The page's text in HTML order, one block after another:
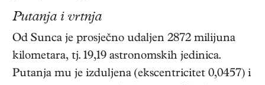
Putanja i vrtnja
Od Sunca je prosječno udaljen 2872 milijuna
kilometara, tj. 19,19 astronomskih jedinica.
Putanja mu je izduljena (ekscentricitet 0,0457) i